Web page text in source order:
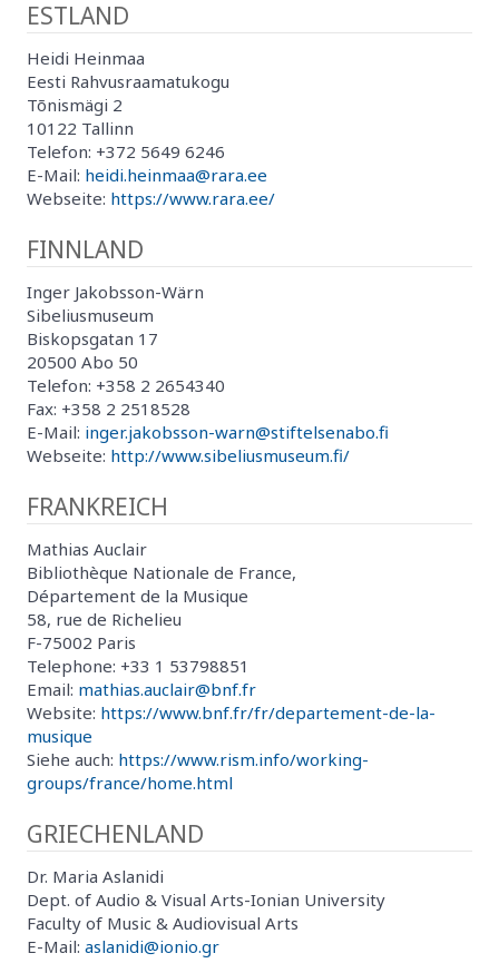
ESTLAND
Heidi Heinmaa
Eesti Rahvusraamatukogu
Tõnismägi 2
10122 Tallinn
Telefon: +372 5649 6246
E-Mail: heidi.heinmaa@rara.ee
Webseite: https://www.rara.ee/
FINNLAND
Inger Jakobsson-Wärn
Sibeliusmuseum
Biskopsgatan 17
20500 Abo 50
Telefon: +358 2 2654340
Fax: +358 2 2518528
E-Mail: inger.jakobsson-warn@stiftelsenabo.fi
Webseite: http://www.sibeliusmuseum.fi/
FRANKREICH
Mathias Auclair
Bibliothèque Nationale de France,
Département de la Musique
58, rue de Richelieu
F-75002 Paris
Telephone: +33 1 53798851
Email: mathias.auclair@bnf.fr
Website: https://www.bnf.fr/fr/departement-de-la-
musique
Siehe auch: https://www.rism.info/working-
groups/france/home.html
GRIECHENLAND
Dr. Maria Aslanidi
Dept. of Audio & Visual Arts-Ionian University
Faculty of Music & Audiovisual Arts
E-Mail: aslanidi@ionio.gr